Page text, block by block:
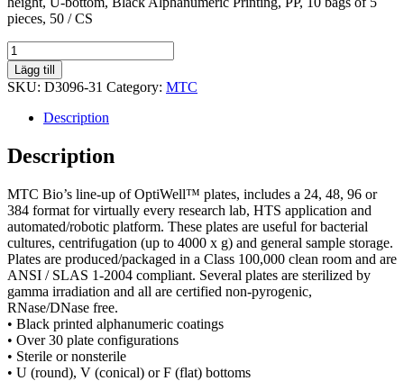
pieces, 50 / CS
OptiWell™
Deep
Well
Plates,
1.6mL
31.6mm
U
Lägg till
SKU: D3096-31 Category: MTC
Description
Description
MTC Bio’s line-up of OptiWell™ plates, includes a 24, 48, 96 or
384 format for virtually every research lab, HTS application and
automated/robotic platform. These plates are useful for bacterial
cultures, centrifugation (up to 4000 x g) and general sample storage.
Plates are produced/packaged in a Class 100,000 clean room and are
ANSI / SLAS 1-2004 compliant. Several plates are sterilized by
gamma irradiation and all are certified non-pyrogenic,
RNase/DNase free.
• Black printed alphanumeric coatings
• Over 30 plate configurations
• Sterile or nonsterile
• U (round), V (conical) or F (flat) bottoms